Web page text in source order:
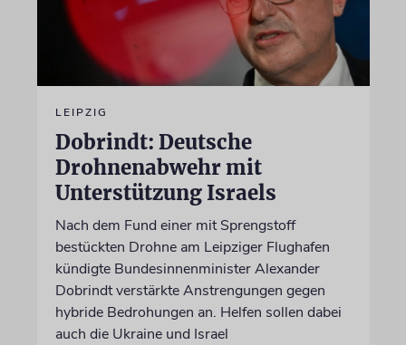
LEIPZIG
Dobrindt: Deutsche
Drohnenabwehr mit
Unterstützung Israels
Nach dem Fund einer mit Sprengstoff
bestückten Drohne am Leipziger Flughafen
kündigte Bundesinnenminister Alexander
Dobrindt verstärkte Anstrengungen gegen
hybride Bedrohungen an. Helfen sollen dabei
auch die Ukraine und Israel